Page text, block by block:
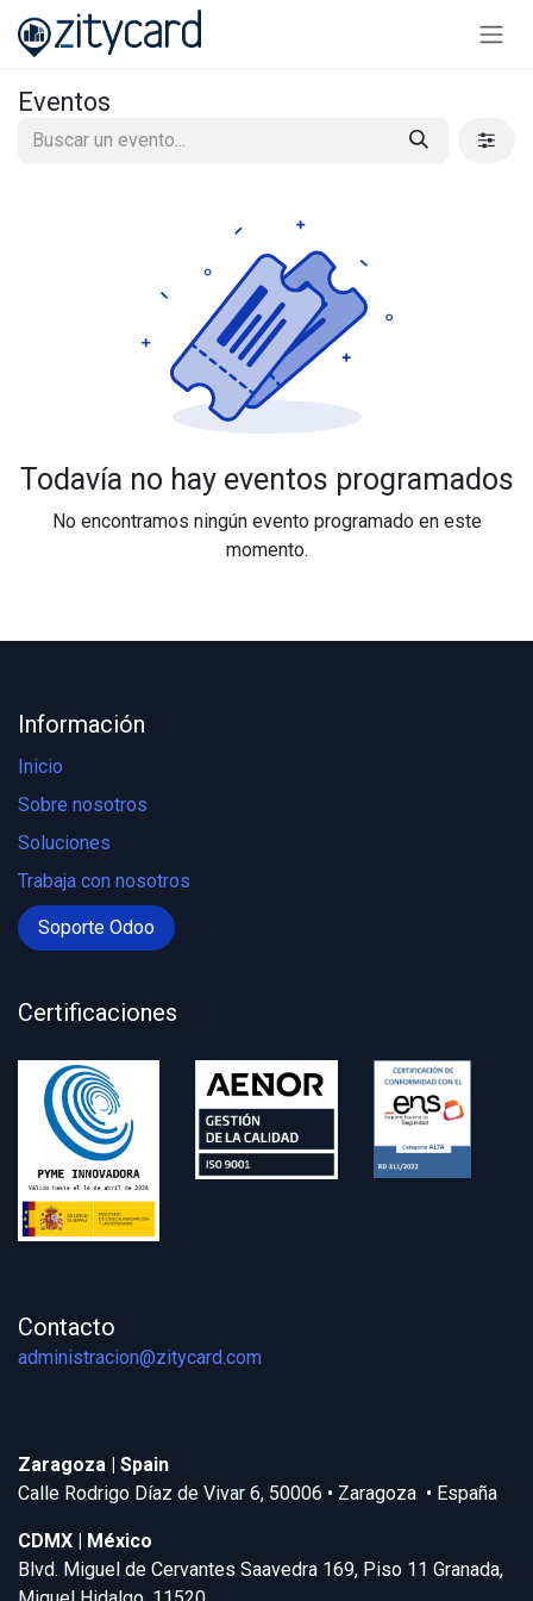
Ir al contenido
Eventos
Todavía no hay eventos programados
No encontramos ningún evento programado en este
momento.
Información
Inicio
Sobre nosotros
Soluciones
Trabaja con nosotros
Soporte Odoo
Certificaciones
Contacto
administracion@zitycard.com
Zaragoza | Spain
Calle Rodrigo Díaz de Vivar 6, 50006 • Zaragoza • España
CDMX | México
Blvd. Miguel de Cervantes Saavedra 169, Piso 11 Granada,